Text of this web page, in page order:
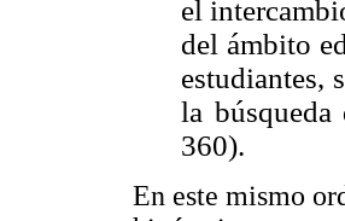
el
del ámbito
estudiantes,
la
360).
En este mismo